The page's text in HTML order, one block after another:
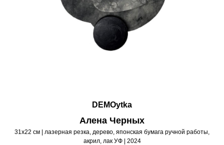
DEMOytka
Алена Черных
31х22 см | лазерная резка, дерево, японская бумага ручной работы,
акрил, лак УФ | 2024